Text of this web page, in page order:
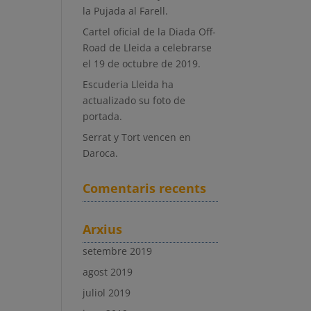
la Pujada al Farell.
Cartel oficial de la Diada Off-
Road de Lleida a celebrarse
el 19 de octubre de 2019.
Escuderia Lleida ha
actualizado su foto de
portada.
Serrat y Tort vencen en
Daroca.
Comentaris recents
Arxius
setembre 2019
agost 2019
juliol 2019